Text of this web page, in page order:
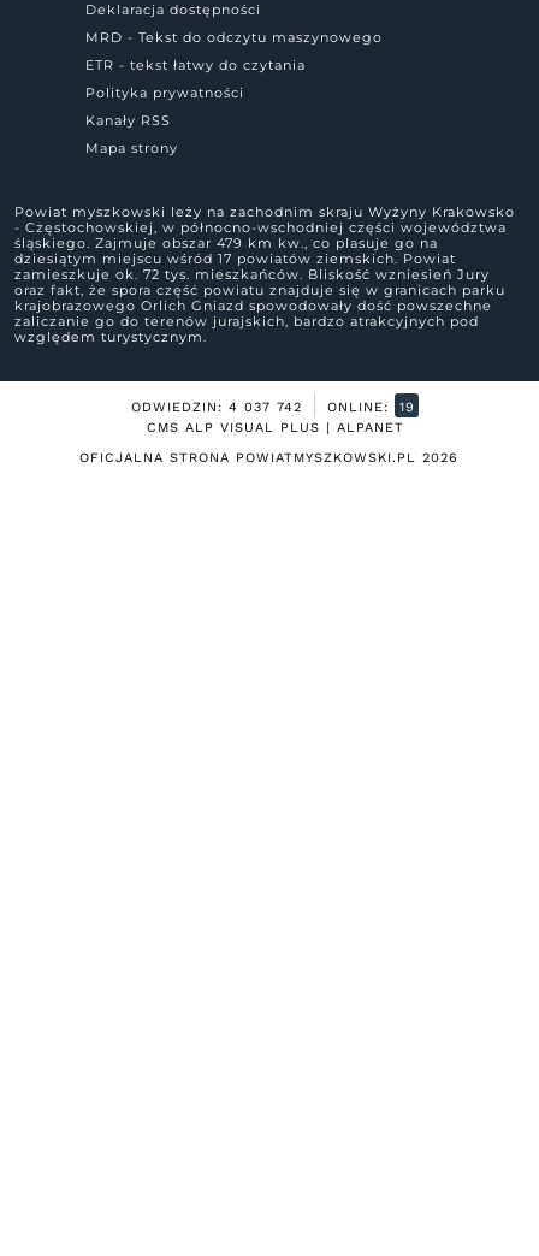
Deklaracja dostępności
MRD - Tekst do odczytu maszynowego
ETR - tekst łatwy do czytania
Polityka prywatności
Kanały RSS
Mapa strony
Powiat myszkowski leży na zachodnim skraju Wyżyny Krakowsko
- Częstochowskiej, w północno-wschodniej części województwa
śląskiego. Zajmuje obszar 479 km kw., co plasuje go na
dziesiątym miejscu wśród 17 powiatów ziemskich. Powiat
zamieszkuje ok. 72 tys. mieszkańców. Bliskość wzniesień Jury
oraz fakt, że spora część powiatu znajduje się w granicach parku
krajobrazowego Orlich Gniazd spowodowały dość powszechne
zaliczanie go do terenów jurajskich, bardzo atrakcyjnych pod
względem turystycznym.
ODWIEDZIN: 4 037 742 ONLINE: 19
OFICJALNA STRONA POWIATMYSZKOWSKI.PL2026
CMS ALP VISUAL PLUS | ALPANET